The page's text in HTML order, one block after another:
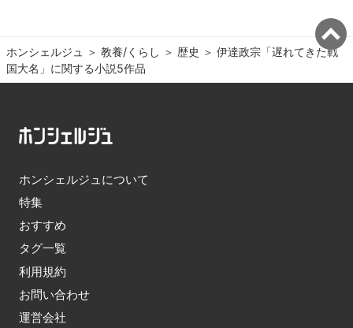
ホンシェルジュ ＞ 教養/くらし ＞ 歴史 ＞ 伊達政宗「遅れてきた戦
国大名」に関する小説5作品
ホンシェルジュについて
特集
おすすめ
タグ一覧
利用規約
お問い合わせ
運営会社